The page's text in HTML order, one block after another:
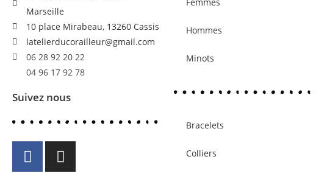
Marseille
10 place Mirabeau, 13260 Cassis
latelierducorailleur@gmail.com
06 28 92 20 22
04 96 17 92 78
Suivez nous
Hommes
Minots
Bracelets
Colliers